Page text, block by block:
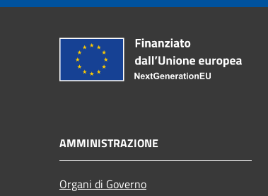
AMMINISTRAZIONE
Organi di Governo